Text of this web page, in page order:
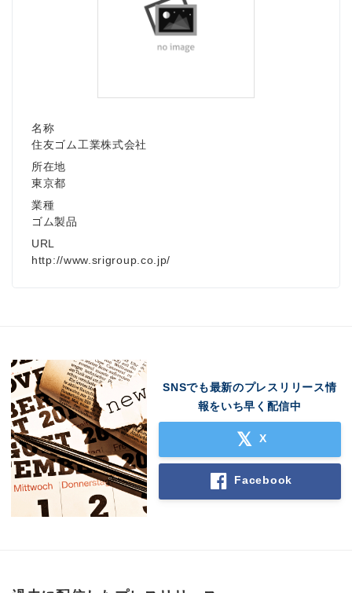
名称
住友ゴム工業株式会社
所在地
東京都
業種
ゴム製品
URL
http://www.srigroup.co.jp/
SNSでも最新のプレスリリース情
報をいち早く配信中
X
Facebook